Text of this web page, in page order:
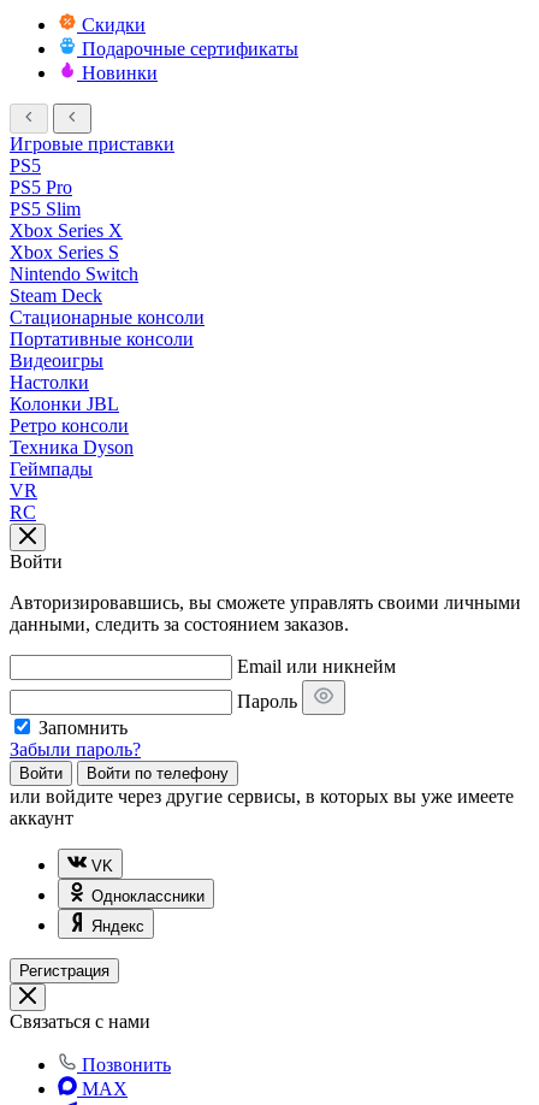
Скидки
Подарочные сертификаты
Новинки
Игровые приставки
PS5
PS5 Pro
PS5 Slim
Xbox Series X
Xbox Series S
Nintendo Switch
Steam Deck
Стационарные консоли
Портативные консоли
Видеоигры
Настолки
Колонки JBL
Ретро консоли
Техника Dyson
Геймпады
VR
RC
Войти
Авторизировавшись, вы сможете управлять своими личными
данными, следить за состоянием заказов.
Email или никнейм
Пароль
Запомнить
Забыли пароль?
Войти Войти по телефону
или войдите через другие сервисы, в которых вы уже имеете
аккаунт
VK
Одноклассники
Яндекс
Регистрация
Связаться с нами
Позвонить
MAX